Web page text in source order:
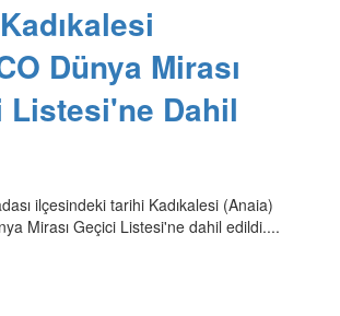
Dünya Mirası
Listesi'ne Dahil
ilçesindeki tarihi Kadıkalesi (Anaia)
Mirası Geçici Listesi'ne dahil edildi....